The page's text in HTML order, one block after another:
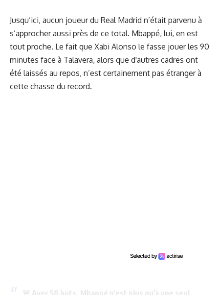
Jusqu’ici, aucun joueur du Real Madrid n’était parvenu à
s’approcher aussi près de ce total. Mbappé, lui, en est
tout proche. Le fait que Xabi Alonso le fasse jouer les 90
minutes face à Talavera, alors que d'autres cadres ont
été laissés au repos, n’est certainement pas étranger à
cette chasse du record.